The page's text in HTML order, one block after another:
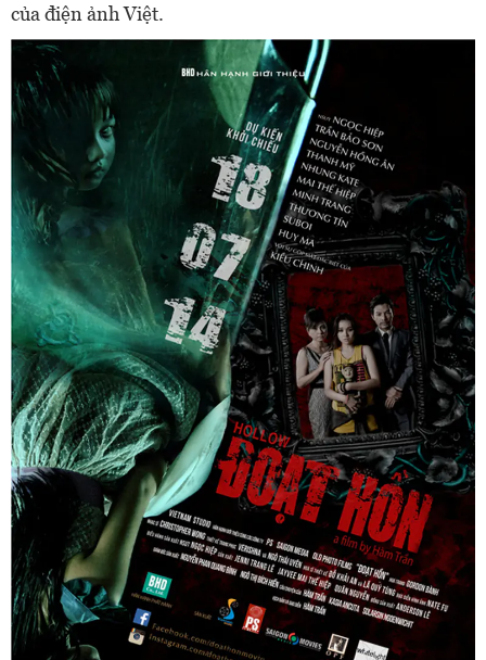
của điện ảnh Việt.